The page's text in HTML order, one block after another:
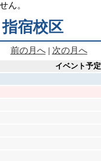
ん。
宿校区
前の月へ| 次の月へ
イベント予定